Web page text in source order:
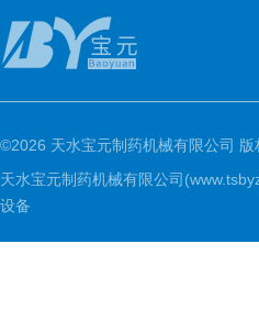
©2026 天水宝元制药机械有限公司 版
天水宝元制药机械有限公司
设备